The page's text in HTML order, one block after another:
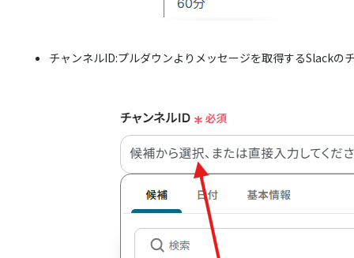
チャンネルID:プルダウンよりメッセージを取得するSlackの